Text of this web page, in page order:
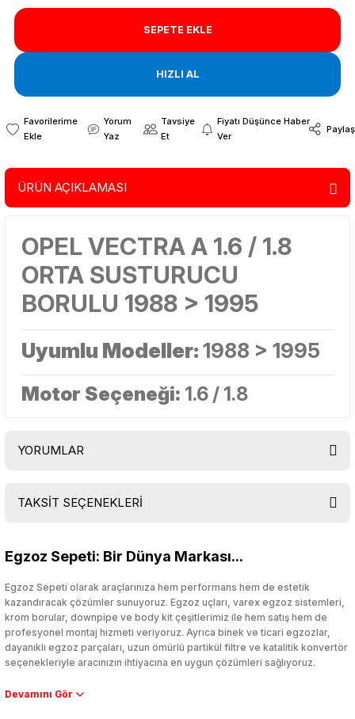
SEPETE EKLE
HIZLI AL
Yorum
Yaz
Tavsiye
Et
Fiyatı Düşünce Haber
Ver
Paylaş
ÜRÜN AÇIKLAMASI
OPEL VECTRA A 1.6 / 1.8
ORTA SUSTURUCU
BORULU 1988 > 1995
Uyumlu Modeller:1988 > 1995
Motor Seçeneği: 1.6 / 1.8
YORUMLAR
TAKSİT SEÇENEKLERİ
Egzoz Sepeti: Bir Dünya Markası...
Egzoz Sepeti olarak araçlarınıza hem performans hem de estetik
kazandıracak çözümler sunuyoruz. Egzoz uçları, varex egzoz sistemleri,
krom borular, downpipe ve body kit çeşitlerimiz ile hem satış hem de
profesyonel montaj hizmeti veriyoruz. Ayrıca binek ve ticari egzozlar,
dayanıklı egzoz parçaları, uzun ömürlü partikül filtre ve katalitik konvertör
seçenekleriyle aracınızın ihtiyacına en uygun çözümleri sağlıyoruz.
Performans artışı isteyen sürücüler için özel performans egzozları ve